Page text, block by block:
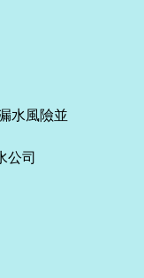
水風險並
公司